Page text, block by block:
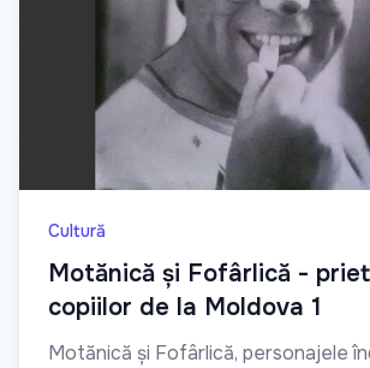
Cultură
Motănică și Fofârlică -
copiilor de la Moldova 1
Motănică și Fofârlică, personajele